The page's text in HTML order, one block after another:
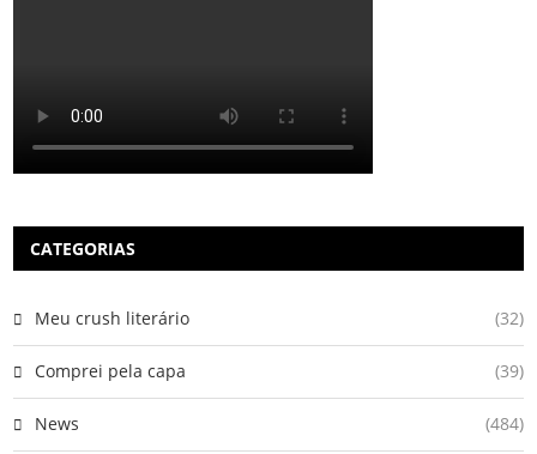
CATEGORIAS
Meu crush literário (32)
Comprei pela capa (39)
News (484)